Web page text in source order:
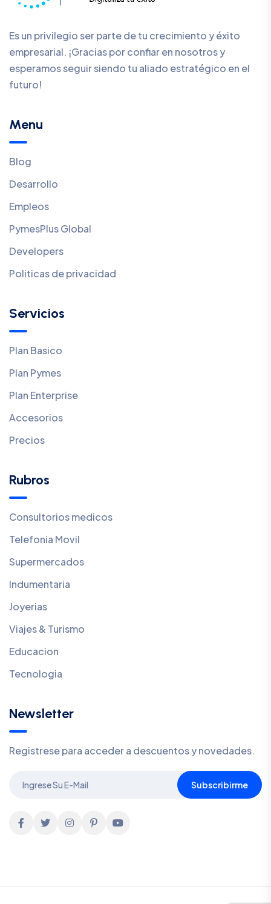
Es un privilegio ser parte de tu crecimiento y éxito
empresarial. ¡Gracias por confiar en nosotros y
esperamos seguir siendo tu aliado estratégico en el
futuro!
Menu
Blog
Desarrollo
Empleos
PymesPlus Global
Developers
Politicas de privacidad
Servicios
Plan Basico
Plan Pymes
Plan Enterprise
Accesorios
Precios
Rubros
Consultorios medicos
Telefonia Movil
Supermercados
Indumentaria
Joyerias
Viajes & Turismo
Educacion
Tecnologia
Newsletter
Registrese para acceder a descuentos y novedades.
Subscribirme